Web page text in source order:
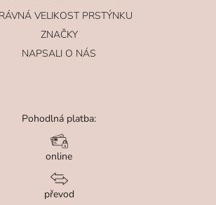
VELIKOST PRSTÝNKU
ZNAČKY
NAPSALI O NÁS
Pohodlná platba:
online
převod